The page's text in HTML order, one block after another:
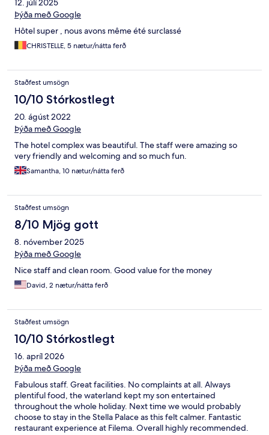
12. júlí 2025
Þýða með Google
Hôtel super , nous avons même été surclassé
CHRISTELLE, 5 nætur/nátta ferð
Staðfest umsögn
10/10 Stórkostlegt
20. ágúst 2022
Þýða með Google
The hotel complex was beautiful. The staff were amazing so
very friendly and welcoming and so much fun.
Samantha, 10 nætur/nátta ferð
Staðfest umsögn
8/10 Mjög gott
8. nóvember 2025
Þýða með Google
Nice staff and clean room. Good value for the money
David, 2 nætur/nátta ferð
Staðfest umsögn
10/10 Stórkostlegt
16. apríl 2026
Þýða með Google
Fabulous staff. Great facilities. No complaints at all. Always
plentiful food, the waterland kept my son entertained
throughout the whole holiday. Next time we would probably
choose to stay in the Stella Palace as this felt calmer. Fantastic
restaurant experience at Filema. Overall highly recommended.